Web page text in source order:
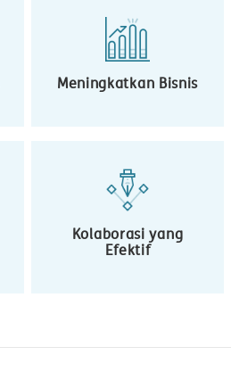
Meningkatkan Bisnis
Kolaborasi yang
Efektif